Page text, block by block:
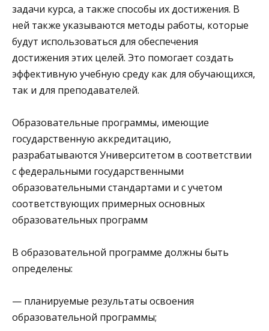
задачи курса, а также способы их достижения. В
ней также указываются методы работы, которые
будут использоваться для обеспечения
достижения этих целей. Это помогает создать
эффективную учебную среду как для обучающихся,
так и для преподавателей.
Образовательные программы, имеющие
государственную аккредитацию,
разрабатываются Университетом в соответствии
с федеральными государственными
образовательными стандартами и с учетом
соответствующих примерных основных
образовательных программ
В образовательной программе должны быть
определены:
— планируемые результаты освоения
образовательной программы;